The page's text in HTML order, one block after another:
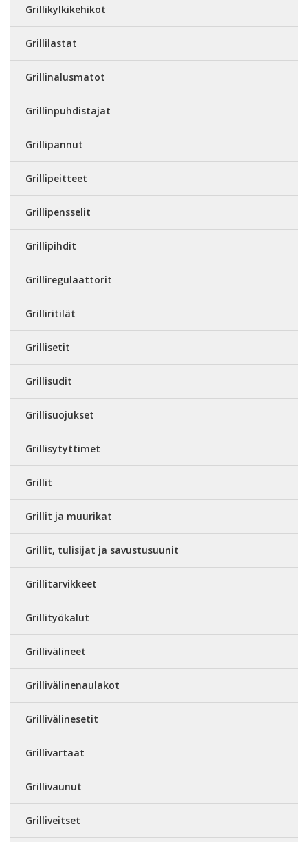
Grillikylkikehikot
Grillilastat
Grillinalusmatot
Grillinpuhdistajat
Grillipannut
Grillipeitteet
Grillipensselit
Grillipihdit
Grilliregulaattorit
Grilliritilät
Grillisetit
Grillisudit
Grillisuojukset
Grillisytyttimet
Grillit
Grillit ja muurikat
Grillit, tulisijat ja savustusuunit
Grillitarvikkeet
Grillityökalut
Grillivälineet
Grillivälinenaulakot
Grillivälinesetit
Grillivartaat
Grillivaunut
Grilliveitset